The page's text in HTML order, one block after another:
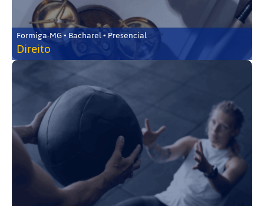
Formiga-MG • Bacharel • Presencial
Direito